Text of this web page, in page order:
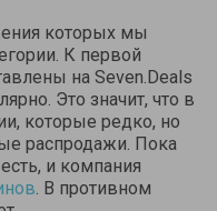
которых мы
К первой
на Seven.Deals
Это значит, что в
которые редко, но
распродажи. Пока
и компания
. В противном